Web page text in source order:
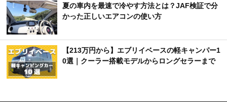
夏の車内を最速で冷やす方法とは？JAF検証で分
かった正しいエアコンの使い方
【213万円から】エブリイベースの軽キャンパー1
0選｜クーラー搭載モデルからロングセラーまで